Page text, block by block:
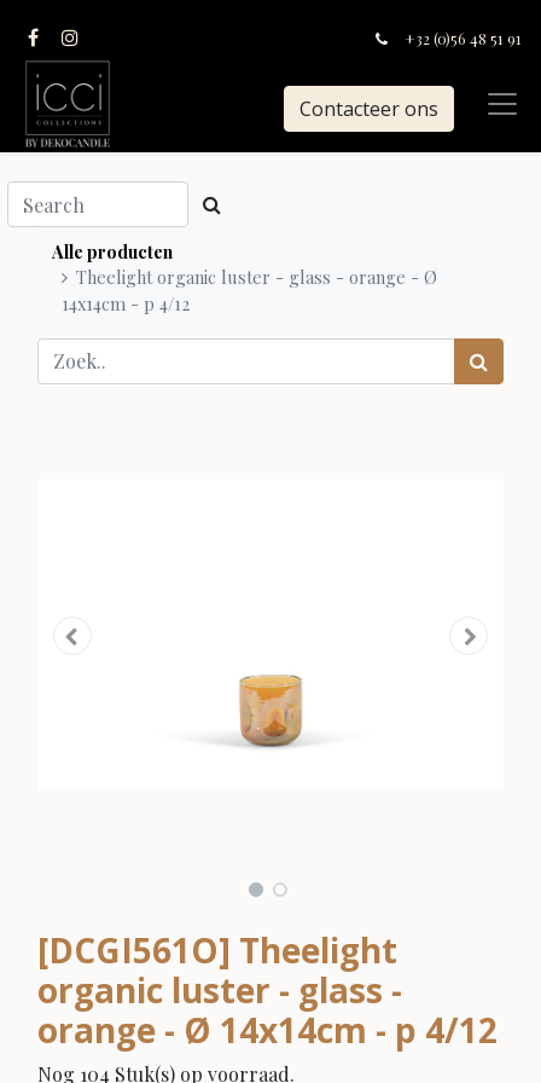
+32 (0)56 48 51 91
Contacteer ons
Alle producten
Theelight organic luster - glass - orange - Ø
14x14cm - p 4/12
[DCGI561O] Theelight
organic luster - glass -
orange - Ø 14x14cm - p 4/12
Nog 104 Stuk(s) op voorraad.